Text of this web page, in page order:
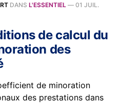
DANS L'ESSENTIEL — 01 JUIL.
de calcul du
des
de minoration
des prestations dans